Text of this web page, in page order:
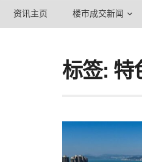
资讯主页 楼市成交新闻
标签: 特